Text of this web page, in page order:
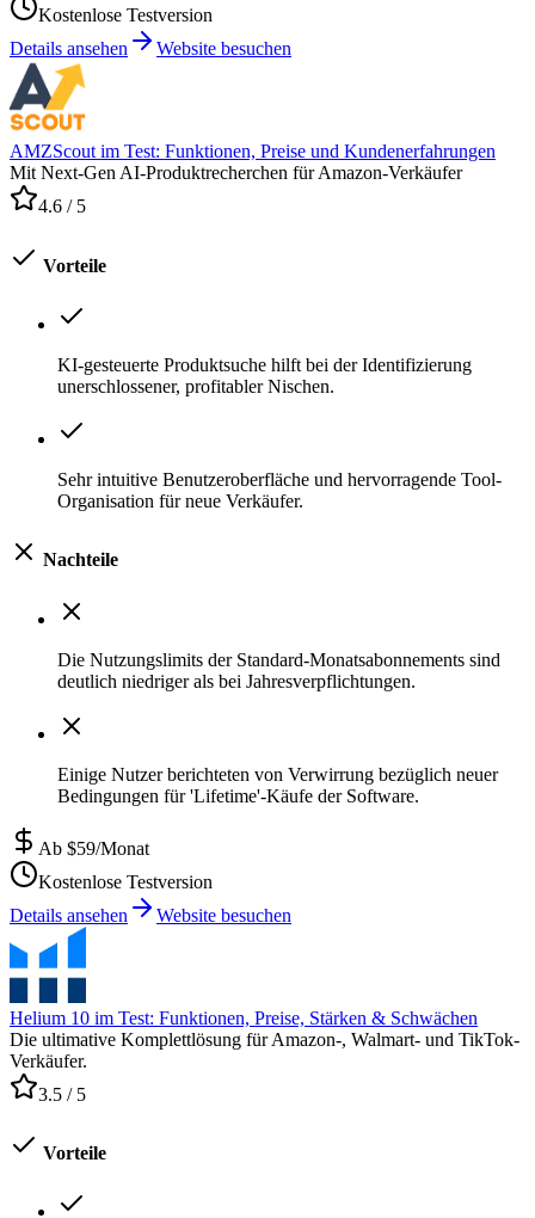
Kostenlose Testversion
Details ansehen
Website besuchen
AMZScout im Test: Funktionen, Preise und Kundenerfahrungen
Mit Next-Gen AI-Produktrecherchen für Amazon-Verkäufer
4.6 / 5
Vorteile
KI-gesteuerte Produktsuche hilft bei der Identifizierung
unerschlossener, profitabler Nischen.
Sehr intuitive Benutzeroberfläche und hervorragende Tool-
Organisation für neue Verkäufer.
Nachteile
Die Nutzungslimits der Standard-Monatsabonnements sind
deutlich niedriger als bei Jahresverpflichtungen.
Einige Nutzer berichteten von Verwirrung bezüglich neuer
Bedingungen für 'Lifetime'-Käufe der Software.
Ab $59/Monat
Kostenlose Testversion
Details ansehen
Website besuchen
Helium 10 im Test: Funktionen, Preise, Stärken & Schwächen
Die ultimative Komplettlösung für Amazon-, Walmart- und TikTok-
Verkäufer.
3.5 / 5
Vorteile